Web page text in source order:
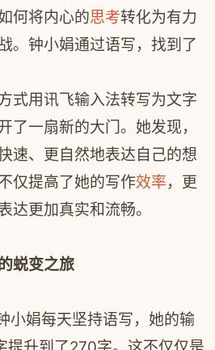
何将内心的思考转化为有力
。钟小娟通过语写，找到了
式用讯飞输入法转写为文字
了一扇新的大门。她发现，
速、更自然地表达自己的想
仅提高了她的写作效率，更
达更加真实和流畅。
蜕变之旅
小娟每天坚持语写，她的输